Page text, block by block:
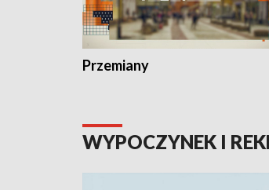
Przemiany
WYPOCZYNEK I